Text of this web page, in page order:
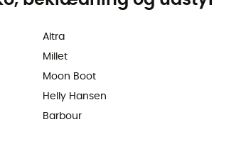
Altra
Millet
Moon Boot
Helly Hansen
Barbour